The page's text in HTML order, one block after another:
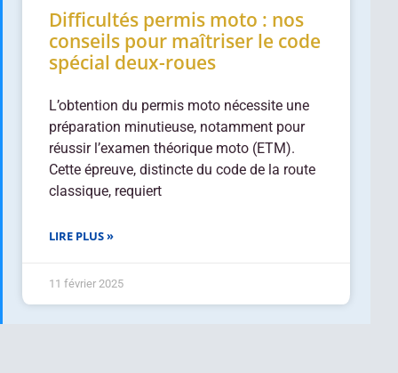
Difficultés permis moto : nos
conseils pour maîtriser le code
spécial deux-roues
L’obtention du permis moto nécessite une
préparation minutieuse, notamment pour
réussir l’examen théorique moto (ETM).
Cette épreuve, distincte du code de la route
classique, requiert
LIRE PLUS »
11 février 2025